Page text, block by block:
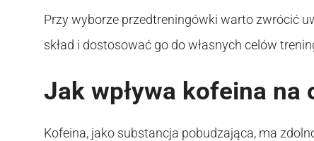
Przy wyborze przedtreningówki warto zwrócić
skład i dostosować go do własnych celów
Jak wpływa kofeina na
Kofeina, jako substancja pobudzająca, ma